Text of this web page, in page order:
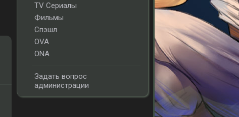
TV Сериалы
Фильмы
Спэшл
OVA
ONA
Задать вопрос
администрации